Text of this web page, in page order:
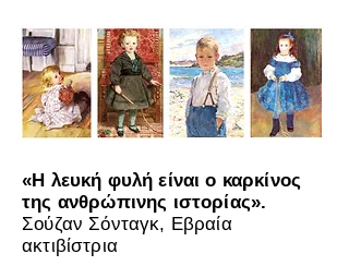
«Η λευκή φυλή είναι ο καρκίνος
της ανθρώπινης ιστορίας».
Σούζαν Σόνταγκ, Εβραία
ακτιβίστρια